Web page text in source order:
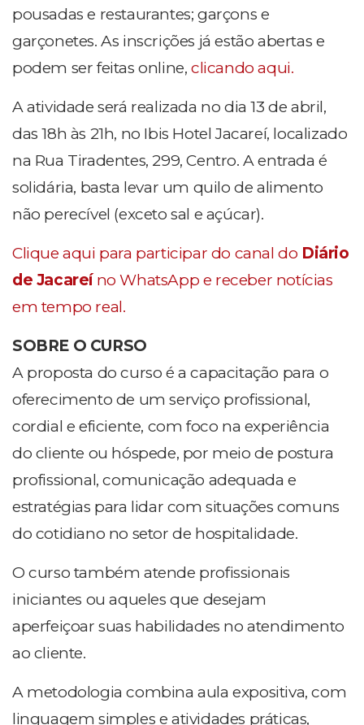
pousadas e restaurantes; garçons e
garçonetes. As inscrições já estão abertas e
podem ser feitas online,clicando aqui.
A atividade será realizada no dia 13 de abril,
das 18h às 21h, no Ibis Hotel Jacareí, localizado
na Rua Tiradentes, 299, Centro. A entrada é
solidária, basta levar um quilo de alimento
não perecível (exceto sal e açúcar).
Clique aqui para participar do canal do Diário
de Jacareíno WhatsApp e receber notícias
em tempo real.
SOBRE O CURSO
A proposta do curso é a capacitação para o
oferecimento de um serviço profissional,
cordial e eficiente, com foco na experiência
do cliente ou hóspede, por meio de postura
profissional, comunicação adequada e
estratégias para lidar com situações comuns
do cotidiano no setor de hospitalidade.
O curso também atende profissionais
iniciantes ou aqueles que desejam
aperfeiçoar suas habilidades no atendimento
ao cliente.
A metodologia combina aula expositiva, com
linguagem simples e atividades práticas,